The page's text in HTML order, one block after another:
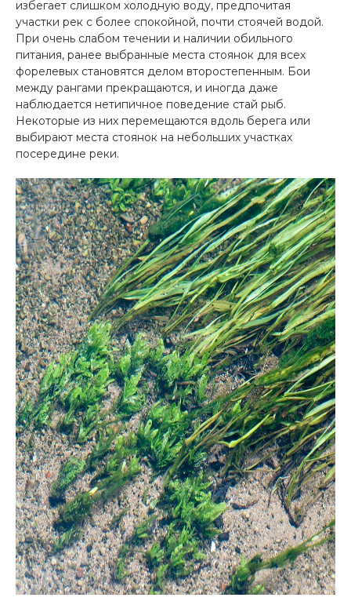
избегает слишком холодную воду, предпочитая
участки рек с более спокойной, почти стоячей водой.
При очень слабом течении и наличии обильного
питания, ранее выбранные места стоянок для всех
форелевых становятся делом второстепенным. Бои
между рангами прекращаются, и иногда даже
наблюдается нетипичное поведение стай рыб.
Некоторые из них перемещаются вдоль берега или
выбирают места стоянок на небольших участках
посередине реки.